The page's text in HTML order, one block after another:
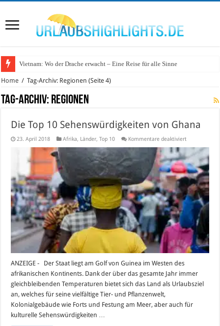
Vietnam: Wo der Drache erwacht – Eine Reise für alle Sinne
Wo lohnt sich Urlaub auf dem Wasser in Deutschland?
Home / Tag-Archiv: Regionen (Seite 4)
Tag-Archiv: Regionen
Die Top 10 Sehenswürdigkeiten von Ghana
23. April 2018 Afrika, Länder,Top 10 Kommentare deaktiviertfür
10
von
Ghana
ANZEIGE - Der Staat liegt am Golf von Guinea im Westen des
afrikanischen Kontinents. Dank der über das gesamte Jahr immer
gleichbleibenden Temperaturen bietet sich das Land als Urlaubsziel
an, welches für seine vielfältige Tier- und Pflanzenwelt,
Kolonialgebäude wie Forts und Festung am Meer, aber auch für
kulturelle Sehenswürdigkeiten …